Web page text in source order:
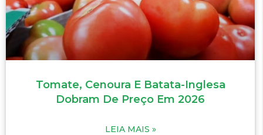
Tomate, Cenoura E Batata-Inglesa
Dobram De Preço Em 2026
LEIA MAIS »